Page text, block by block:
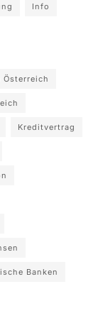
Info
Österreich
Kreditvertrag
Banken